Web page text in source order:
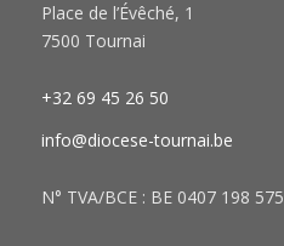
Place de l’Évêché, 1
7500 Tournai
+32 69 45 26 50
info@diocese-tournai.be
N° TVA/BCE : BE 0407 198 575